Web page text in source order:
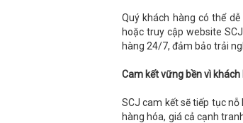
Quý khách hàng có thể
hoặc truy cập website
hàng 24/7, đảm bảo trải
Cam kết vững bền vì khách
SCJ cam kết sẽ tiếp tục
hàng hóa, giá cả cạnh